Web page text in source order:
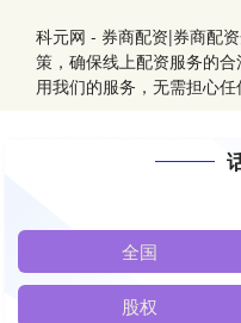
科元网 - 券商配资|券商配
策，确保线上配资服务的
用我们的服务，无需担心任
全国
股权